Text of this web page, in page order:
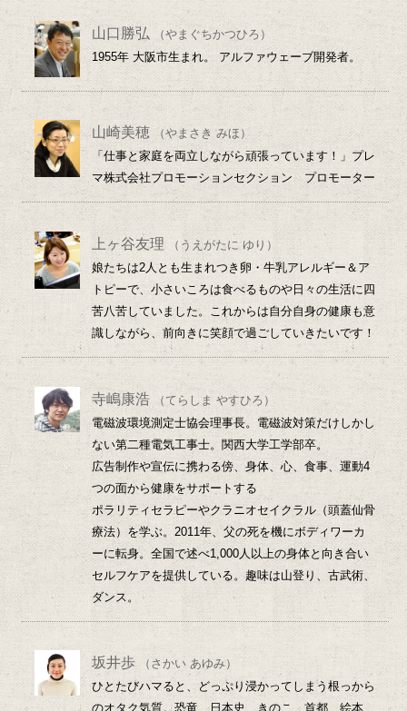
山口勝弘
（やまぐちかつひろ）
1955年 大阪市生まれ。 アルファウェーブ開発者。
山崎美穂 （やまさき みほ）
「仕事と家庭を両立しながら頑張っています！」プレ
マ株式会社プロモーションセクション プロモーター
上ヶ谷友理
（うえがたに ゆり）
娘たちは2人とも生まれつき卵・牛乳アレルギー＆ア
トピーで、小さいころは食べるものや日々の生活に四
苦八苦していました。これからは自分自身の健康も意
識しながら、前向きに笑顔で過ごしていきたいです！
寺嶋康浩
（てらしま やすひろ）
電磁波環境測定士協会理事長。電磁波対策だけしかし
ない第二種電気工事士。関西大学工学部卒。
広告制作や宣伝に携わる傍、身体、心、食事、運動4
つの面から健康をサポートする
ポラリティセラピーやクラニオセイクラル（頭蓋仙骨
療法）を学ぶ。2011年、父の死を機にボディワーカ
ーに転身。全国で述べ1,000人以上の身体と向き合い
セルフケアを提供している。趣味は山登り、古武術、
ダンス。
坂井歩
（さかい あゆみ）
ひとたびハマると、どっぷり浸かってしまう根っから
のオタク気質。恐竜、日本史、きのこ、首都、絵本、